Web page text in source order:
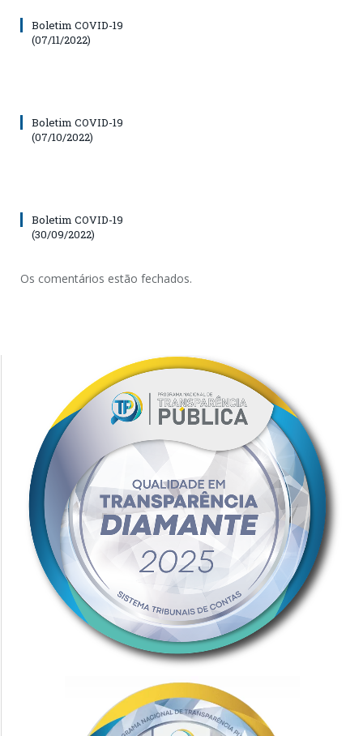
Boletim COVID-19
(07/11/2022)
Boletim COVID-19
(07/10/2022)
Boletim COVID-19
(30/09/2022)
Os comentários estão fechados.